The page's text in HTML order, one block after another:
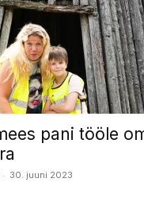
pani tööle
- 30. juuni 2023